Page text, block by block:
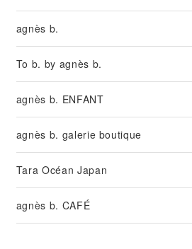
agnès b.
To b. by agnès b.
agnès b. ENFANT
agnès b. galerie boutique
Tara Océan Japan
agnès b. CAFÉ